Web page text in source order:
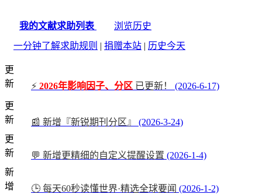
我的文献求助列表
浏览历史
一分钟了解求助规则 | 捐赠本站 | 历史今天
更
新
⚡ 2026年影响因子、分区 已更新！
(2026-6-17)
更
新
📰 新增『新锐期刊分区』
(2026-3-24)
更
新
💬 新增更精细的自定义提醒设置 (2026-1-4)
新
增
🕒 每天60秒读懂世界·精选全球要闻 (2026-1-2)